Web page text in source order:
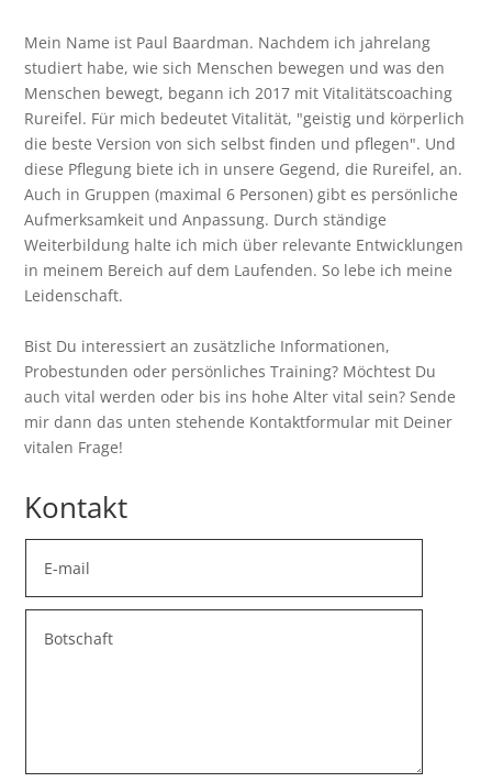
Mein Name ist Paul Baardman. Nachdem ich jahrelang
studiert habe, wie sich Menschen bewegen und was den
Menschen bewegt, begann ich 2017 mit Vitalitätscoaching
Rureifel. Für mich bedeutet Vitalität, "geistig und körperlich
die beste Version von sich selbst finden und pflegen". Und
diese Pflegung biete ich in unsere Gegend, die Rureifel, an.
Auch in Gruppen (maximal 6 Personen) gibt es persönliche
Aufmerksamkeit und Anpassung. Durch ständige
Weiterbildung halte ich mich über relevante Entwicklungen
in meinem Bereich auf dem Laufenden. So lebe ich meine
Leidenschaft.
Bist Du interessiert an zusätzliche Informationen,
Probestunden oder persönliches Training? Möchtest Du
auch vital werden oder bis ins hohe Alter vital sein? Sende
mir dann das unten stehende Kontaktformular mit Deiner
vitalen Frage!
Kontakt